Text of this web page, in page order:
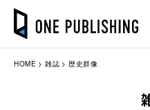
HOME 雑誌 歴史群像